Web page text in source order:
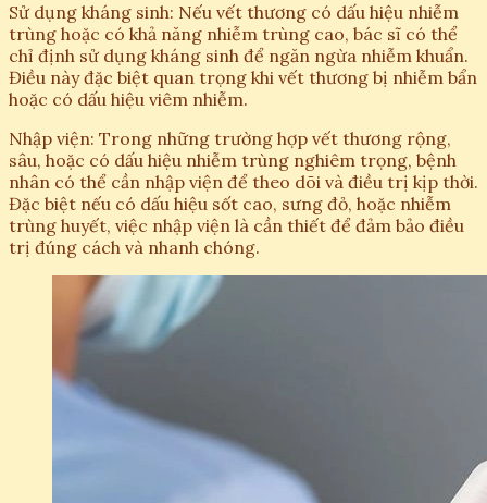
Sử dụng kháng sinh: Nếu vết thương có dấu hiệu nhiễm
trùng hoặc có khả năng nhiễm trùng cao, bác sĩ có thể
chỉ định sử dụng kháng sinh để ngăn ngừa nhiễm khuẩn.
Điều này đặc biệt quan trọng khi vết thương bị nhiễm bẩn
hoặc có dấu hiệu viêm nhiễm.
Nhập viện: Trong những trường hợp vết thương rộng,
sâu, hoặc có dấu hiệu nhiễm trùng nghiêm trọng, bệnh
nhân có thể cần nhập viện để theo dõi và điều trị kịp thời.
Đặc biệt nếu có dấu hiệu sốt cao, sưng đỏ, hoặc nhiễm
trùng huyết, việc nhập viện là cần thiết để đảm bảo điều
trị đúng cách và nhanh chóng.